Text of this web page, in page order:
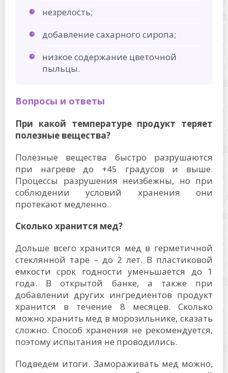
Дольше всего хранится мед в герметичной
стеклянной таре – до 2 лет. В пластиковой
емкости срок годности уменьшается до 1
года. В открытой банке, а также при
добавлении других ингредиентов продукт
хранится в течение 8 месяцев. Сколько
можно хранить мед в морозильнике, сказать
поэтому испытания не проводились.
Подведем итоги. Замораживать мед можно,
если хочется попробовать новый
непродолжительной заморозке продукт
останется таким же полезным и вкусным.
Для длительного хранения лучше подобрать
более подходящее место – сухое, прохладное
и темное. Все-таки мед – лакомство весьма
испортится раньше срока.
Можно ли замораживать
белокочанную капусту для
хранения — особенности хранения
целиком, листьями,
нашинкованной
Можно ли замораживать сливки 20
и 33 процента и для взбивания:
пошаговая инструкция